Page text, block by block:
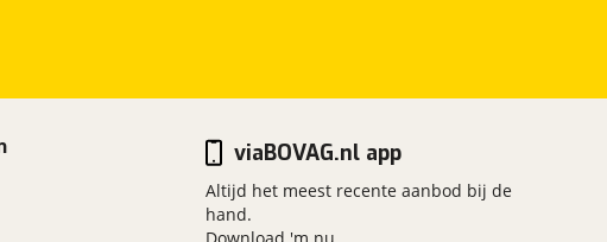
viaBOVAG.nl app
Altijd het meest recente aanbod bij de
hand.